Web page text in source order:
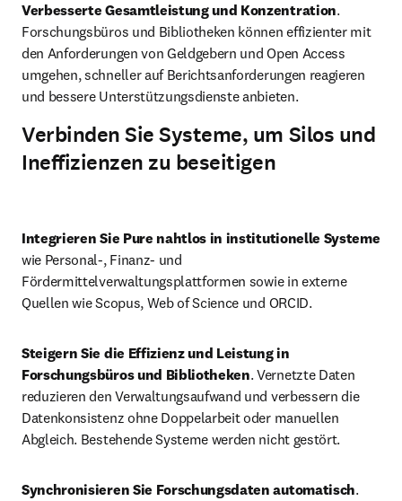
Verbesserte Gesamtleistung und Konzentration.
Forschungsbüros und Bibliotheken können effizienter mit
den Anforderungen von Geldgebern und Open Access
umgehen, schneller auf Berichtsanforderungen reagieren
und bessere Unterstützungsdienste anbieten.
Verbinden Sie Systeme, um Silos und
Ineffizienzen zu beseitigen
Integrieren Sie Pure nahtlos in institutionelle Systeme
wie Personal-, Finanz- und
Fördermittelverwaltungsplattformen sowie in externe
Quellen wie Scopus, Web of Science und ORCID.
Steigern Sie die Effizienz und Leistung in
Forschungsbüros und Bibliotheken. Vernetzte Daten
reduzieren den Verwaltungsaufwand und verbessern die
Datenkonsistenz ohne Doppelarbeit oder manuellen
Abgleich. Bestehende Systeme werden nicht gestört.
Synchronisieren Sie Forschungsdaten automatisch.